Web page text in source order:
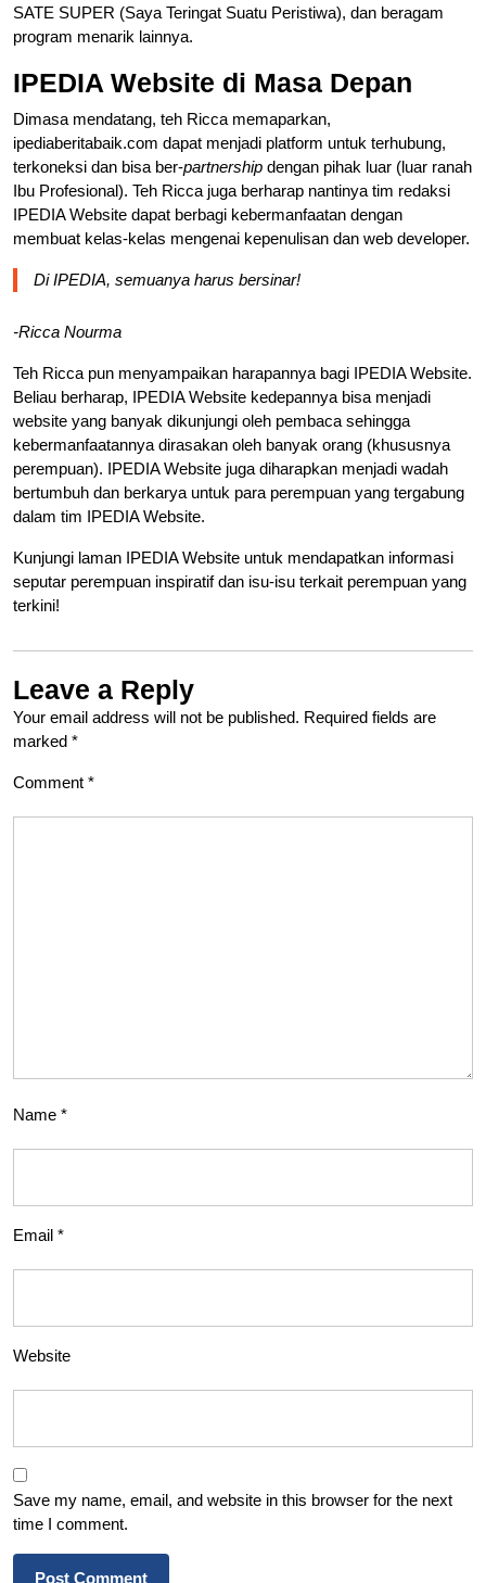
SATE SUPER (Saya Teringat Suatu Peristiwa), dan beragam
program menarik lainnya.
IPEDIA Website di Masa Depan
Dimasa mendatang, teh Ricca memaparkan,
ipediaberitabaik.com dapat menjadi platform untuk terhubung,
terkoneksi dan bisa ber-partnership dengan pihak luar (luar ranah
Ibu Profesional). Teh Ricca juga berharap nantinya tim redaksi
IPEDIA Website dapat berbagi kebermanfaatan dengan
membuat kelas-kelas mengenai kepenulisan dan web developer.
Di IPEDIA, semuanya harus bersinar!
-Ricca Nourma
Teh Ricca pun menyampaikan harapannya bagi IPEDIA Website.
Beliau berharap, IPEDIA Website kedepannya bisa menjadi
website yang banyak dikunjungi oleh pembaca sehingga
kebermanfaatannya dirasakan oleh banyak orang (khususnya
perempuan). IPEDIA Website juga diharapkan menjadi wadah
bertumbuh dan berkarya untuk para perempuan yang tergabung
dalam tim IPEDIA Website.
Kunjungi laman IPEDIA Website untuk mendapatkan informasi
seputar perempuan inspiratif dan isu-isu terkait perempuan yang
terkini!
Leave a Reply
Your email address will not be published. Required fields are
marked *
Comment *
Name *
Email *
Website
Save my name, email, and website in this browser for the next
time I comment.